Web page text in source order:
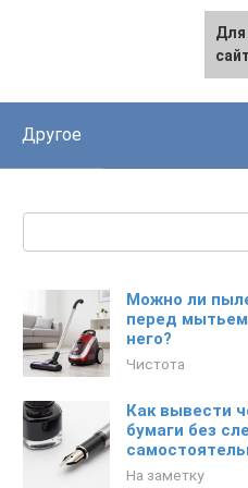
Другое
Можно ли
перед
него?
Чистота
Как вывести
бумаги без
На заметку
Для